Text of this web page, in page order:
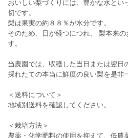
おいしい梨づくりには、豊かな水とい
切です。
梨は果実の約８８％が水分です。
そのため、日が経つにつれ、 梨本来
す。
当農園では、収穫した当日または翌日
採れたての本当に鮮度の良い梨を是非
＜送料について＞
地域別送料を確認してください。
＜栽培方法＞
農薬・化学肥料の使用を抑えて、低農